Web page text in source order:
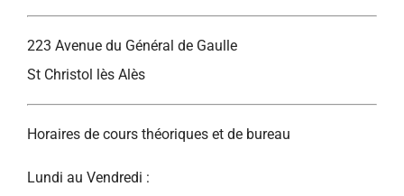
223 Avenue du Général de Gaulle
St Christol lès Alès
Horaires de cours théoriques et de bureau
Lundi au Vendredi :